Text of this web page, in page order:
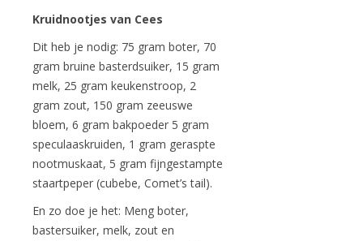
Kruidnootjes van Cees
Dit heb je nodig: 75 gram boter, 70
gram bruine basterdsuiker, 15 gram
melk, 25 gram keukenstroop, 2
gram zout, 150 gram zeeuswe
bloem, 6 gram bakpoeder 5 gram
speculaaskruiden, 1 gram geraspte
nootmuskaat, 5 gram fijngestampte
staartpeper (cubebe, Comet’s tail).
En zo doe je het: Meng boter,
bastersuiker, melk, zout en